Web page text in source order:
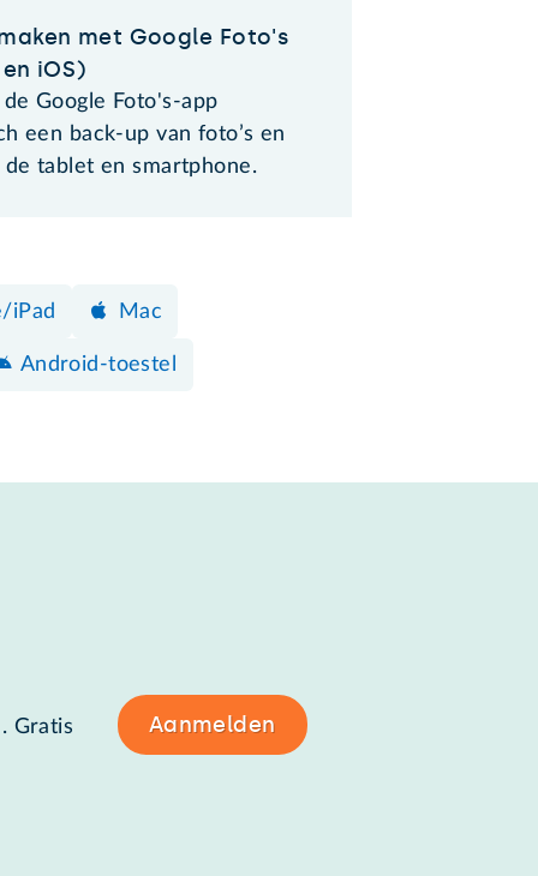
met Google Foto's
iOS)
Google Foto's-app
een back-up van foto’s en
de tablet en smartphone.
iPad Mac
Android-toestel
Gratis Aanmelden